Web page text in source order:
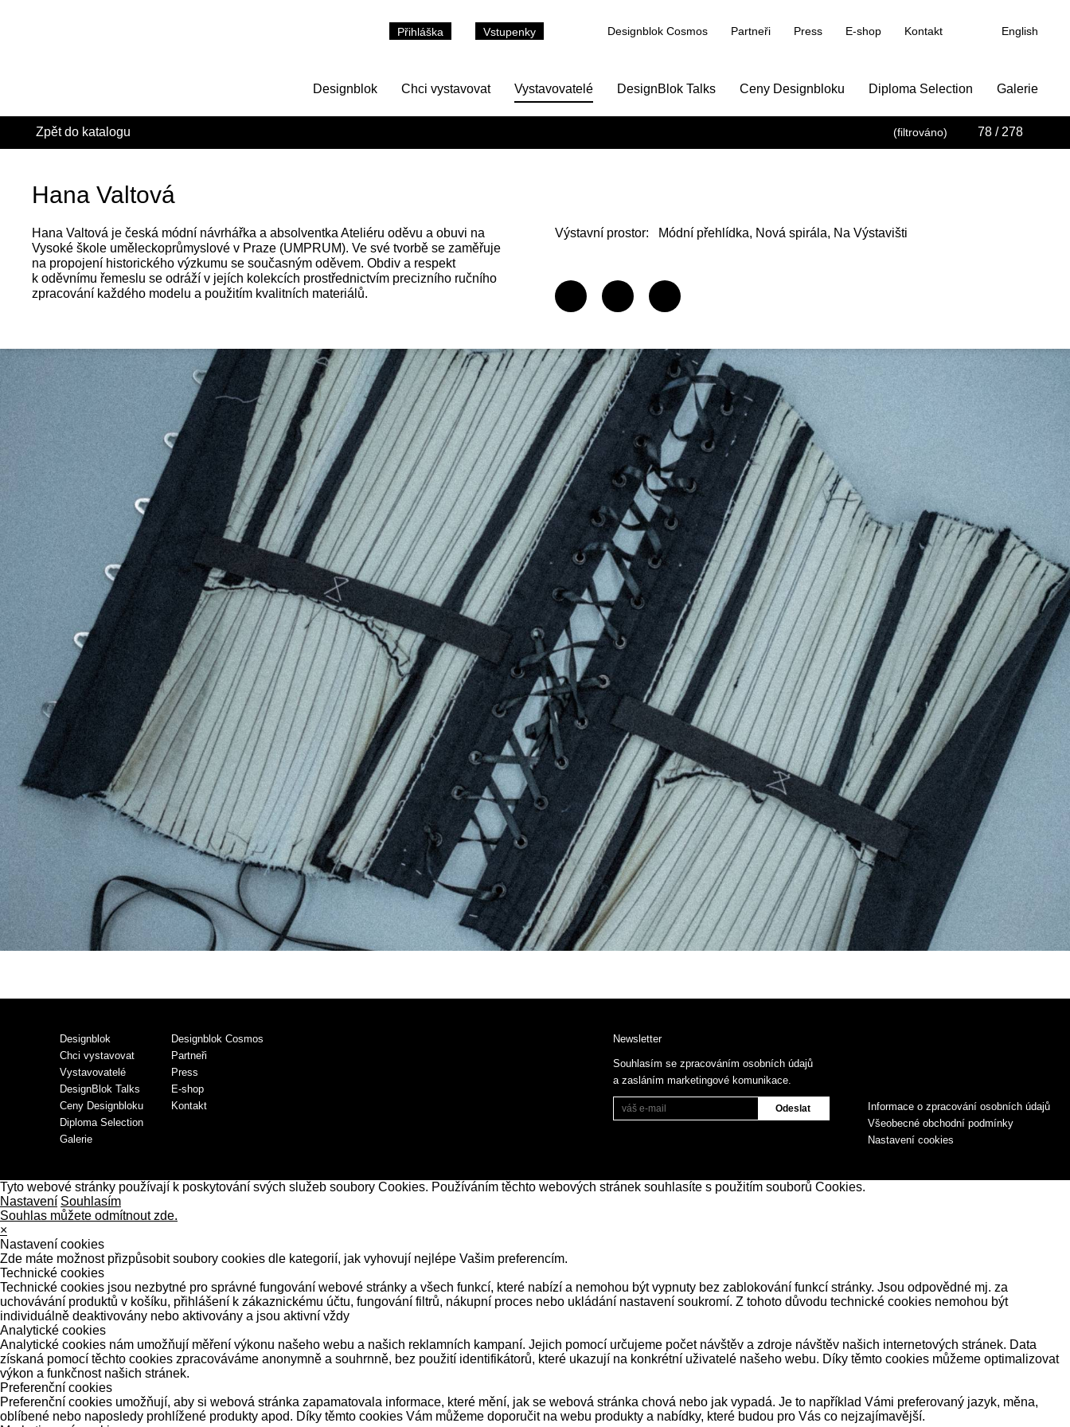
Přihláška Vstupenky Designblok Cosmos Partneři Press E-shop Kontakt English
Designblok Chci vystavovat Vystavovatelé DesignBlok Talks Ceny Designbloku Diploma Selection Galerie
Zpět do katalogu (filtrováno) 78 / 278
Hana Valtová
Hana Valtová je česká módní návrhářka a absolventka Ateliéru oděvu a obuvi na
Vysoké škole uměleckoprůmyslové v Praze (UMPRUM). Ve své tvorbě se zaměřuje
na propojení historického výzkumu se současným oděvem. Obdiv a respekt
k oděvnímu řemeslu se odráží v jejích kolekcích prostřednictvím precizního ručního
zpracování každého modelu a použitím kvalitních materiálů.
Výstavní prostor: Módní přehlídka, Nová spirála, Na Výstavišti
Designblok
Chci vystavovat
Vystavovatelé
DesignBlok Talks
Ceny Designbloku
Diploma Selection
Galerie
Designblok Cosmos
Partneři
Press
E-shop
Kontakt
Informace o zpracování osobních údajů
Všeobecné obchodní podmínky
Nastavení cookies
Newsletter
Souhlasím se zpracováním osobních údajů
a zasláním marketingové komunikace.
Tyto webové stránky používají k poskytování svých služeb soubory Cookies. Používáním těchto webových stránek souhlasíte s použitím souborů Cookies.
Nastavení Souhlasím
Souhlas můžete odmítnout zde.
×
Nastavení cookies
Zde máte možnost přizpůsobit soubory cookies dle kategorií, jak vyhovují nejlépe Vašim preferencím.
Technické cookies
Technické cookies jsou nezbytné pro správné fungování webové stránky a všech funkcí, které nabízí a nemohou být vypnuty bez zablokování funkcí stránky. Jsou odpovědné mj. za
uchovávání produktů v košíku, přihlášení k zákaznickému účtu, fungování filtrů, nákupní proces nebo ukládání nastavení soukromí. Z tohoto důvodu technické cookies nemohou být
individuálně deaktivovány nebo aktivovány a jsou aktivní vždy
Analytické cookies
Analytické cookies nám umožňují měření výkonu našeho webu a našich reklamních kampaní. Jejich pomocí určujeme počet návštěv a zdroje návštěv našich internetových stránek. Data
získaná pomocí těchto cookies zpracováváme anonymně a souhrnně, bez použití identifikátorů, které ukazují na konkrétní uživatelé našeho webu. Díky těmto cookies můžeme optimalizovat
výkon a funkčnost našich stránek.
Preferenční cookies
Preferenční cookies umožňují, aby si webová stránka zapamatovala informace, které mění, jak se webová stránka chová nebo jak vypadá. Je to například Vámi preferovaný jazyk, měna,
oblíbené nebo naposledy prohlížené produkty apod. Díky těmto cookies Vám můžeme doporučit na webu produkty a nabídky, které budou pro Vás co nejzajímavější.